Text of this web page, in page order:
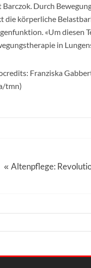
Barczok. Durch
die körperliche
«Um diesen
in
Franziska
tmn)
« Altenpflege: